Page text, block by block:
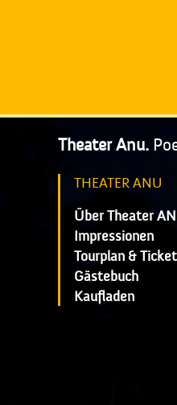
Theater Anu.
THEATER ANU
Über Theater
Impressionen
Tourplan &
Gästebuch
Kaufladen